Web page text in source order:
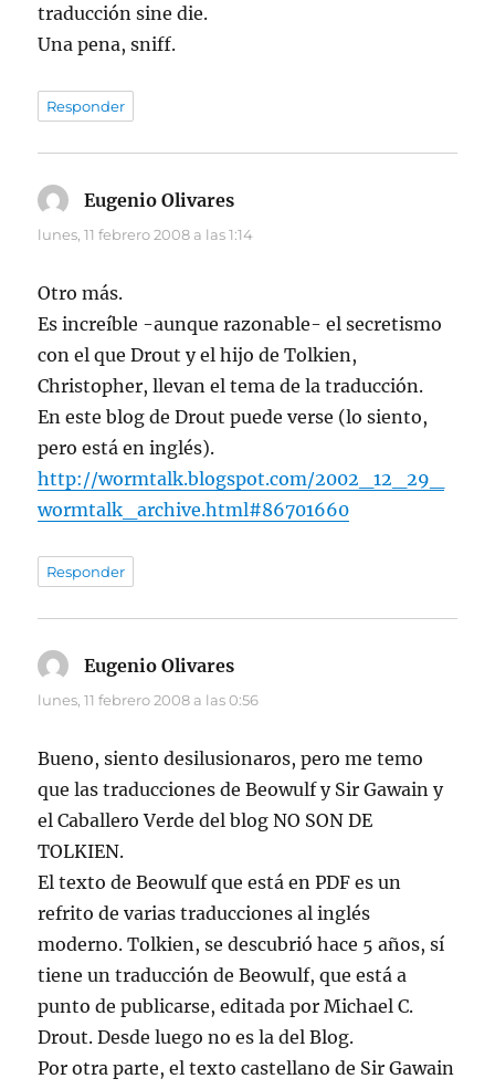
traducción sine die.
Una pena, sniff.
Responder
Eugenio Olivares
lunes, 11 febrero 2008 a las 1:14
Otro más.
Es increíble -aunque razonable- el secretismo
con el que Drout y el hijo de Tolkien,
Christopher, llevan el tema de la traducción.
En este blog de Drout puede verse (lo siento,
pero está en inglés).
http://wormtalk.blogspot.com/2002_12_29_
wormtalk_archive.html#86701660
Responder
Eugenio Olivares
lunes, 11 febrero 2008 a las 0:56
Bueno, siento desilusionaros, pero me temo
que las traducciones de Beowulf y Sir Gawain y
el Caballero Verde del blog NO SON DE
TOLKIEN.
El texto de Beowulf que está en PDF es un
refrito de varias traducciones al inglés
moderno. Tolkien, se descubrió hace 5 años, sí
tiene un traducción de Beowulf, que está a
punto de publicarse, editada por Michael C.
Drout. Desde luego no es la del Blog.
Por otra parte, el texto castellano de Sir Gawain